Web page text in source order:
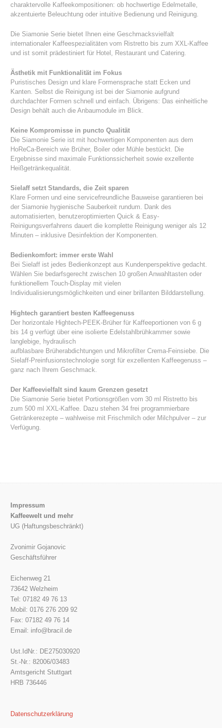
charaktervolle Kaffeekompositionen: ob hochwertige Edelmetalle,
akzentuierte Beleuchtung oder intuitive Bedienung und Reinigung.
Die Siamonie Serie bietet Ihnen eine Geschmacksvielfalt
internationaler Kaffeespezialitäten vom Ristretto bis zum XXL-Kaffee
und ist somit prädestiniert für Hotel, Restaurant und Catering.
Ästhetik mit Funktionalität im Fokus
Puristisches Design und klare Formensprache statt Ecken und
Kanten. Selbst die Reinigung ist bei der Siamonie aufgrund
durchdachter Formen schnell und einfach. Übrigens: Das einheitliche
Design behält auch die Anbaumodule im Blick.
Keine Kompromisse in puncto Qualität
Die Siamonie Serie ist mit hochwertigen Komponenten aus dem
HoReCa-Bereich wie Brüher, Boiler oder Mühle bestückt. Die
Ergebnisse sind maximale Funktionssicherheit sowie exzellente
Heißgetränkequalität.
Sielaff setzt Standards, die Zeit sparen
Klare Formen und eine servicefreundliche Bauweise garantieren bei
der Siamonie hygienische Sauberkeit rundum. Dank des
automatisierten, benutzeroptimierten Quick & Easy-
Reinigungsverfahrens dauert die komplette Reinigung weniger als 12
Minuten – inklusive Desinfektion der Komponenten.
Bedienkomfort: immer erste Wahl
Bei Sielaff ist jedes Bedienkonzept aus Kundenperspektive gedacht.
Wählen Sie bedarfsgerecht zwischen 10 großen Anwahltasten oder
funktionellem Touch-Display mit vielen
Individualisierungsmöglichkeiten und einer brillanten Bilddarstellung.
Hightech garantiert besten Kaffeegenuss
Der horizontale Hightech-PEEK-Brüher für Kaffeeportionen von 6 g
bis 14 g verfügt über eine isolierte Edelstahlbrühkammer sowie
langlebige, hydraulisch
aufblasbare Brüherabdichtungen und Mikrofilter Crema-Feinsiebe. Die
Sielaff-Preinfusionstechnologie sorgt für exzellenten Kaffeegenuss –
ganz nach Ihrem Geschmack.
Der Kaffeevielfalt sind kaum Grenzen gesetzt
Die Siamonie Serie bietet Portionsgrößen vom 30 ml Ristretto bis
zum 500 ml XXL-Kaffee. Dazu stehen 34 frei programmierbare
Getränkerezepte – wahlweise mit Frischmilch oder Milchpulver – zur
Verfügung.
Impressum
Kaffeewelt und mehr
UG (Haftungsbeschränkt)
Zvonimir Gojanovic
Geschäftsführer
Eichenweg 21
73642 Welzheim
Tel: 07182 49 76 13
Mobil: 0176 276 209 92
Fax: 07182 49 76 14
Email: info@bracil.de
Ust.IdNr.: DE275030920
St.-Nr.: 82006/03483
Amtsgericht Stuttgart
HRB 736446
Datenschutzerklärung